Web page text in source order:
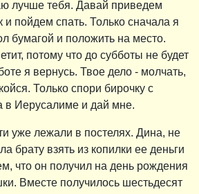
лучше тебя. Давай приведем
и пойдем спать. Только сначала я
бумагой и положить на место.
потому что до субботы не будет
я вернусь. Твое дело - молчать,
Только спори бирочку с
в Иерусалиме и дай мне.
уже лежали в постелях. Дина, не
брату взять из копилки ее деньги
что он получил на день рождения
Вместе получилось шестьдесят